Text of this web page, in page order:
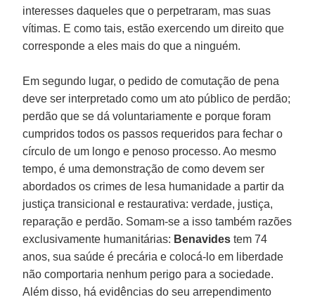
interesses daqueles que o perpetraram, mas suas
vítimas. E como tais, estão exercendo um direito que
corresponde a eles mais do que a ninguém.
Em segundo lugar, o pedido de comutação de pena
deve ser interpretado como um ato público de perdão;
perdão que se dá voluntariamente e porque foram
cumpridos todos os passos requeridos para fechar o
círculo de um longo e penoso processo. Ao mesmo
tempo, é uma demonstração de como devem ser
abordados os crimes de lesa humanidade a partir da
justiça transicional e restaurativa: verdade, justiça,
reparação e perdão. Somam-se a isso também razões
exclusivamente humanitárias: Benavides tem 74
anos, sua saúde é precária e colocá-lo em liberdade
não comportaria nenhum perigo para a sociedade.
Além disso, há evidências do seu arrependimento